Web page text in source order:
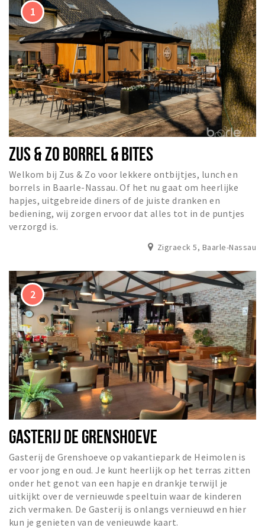
Sign in
ZUS & ZO BORREL & BITES
Welkom bij Zus & Zo voor lekkere ontbijtjes, lunch en
borrels in Baarle-Nassau. Of het nu gaat om heerlijke
hapjes, uitgebreide diners of de juiste dranken en
bediening, wij zorgen ervoor dat alles tot in de puntjes
verzorgd is.
Zigraeck 5, Baarle-Nassau
GASTERIJ DE GRENSHOEVE
Gasterij de Grenshoeve op vakantiepark de Heimolen is
er voor jong en oud. Je kunt heerlijk op het terras zitten
onder het genot van een hapje en drankje terwijl je
uitkijkt over de vernieuwde speeltuin waar de kinderen
zich vermaken. De Gasterij is onlangs vernieuwd en hier
kun je genieten van de venieuwde kaart.